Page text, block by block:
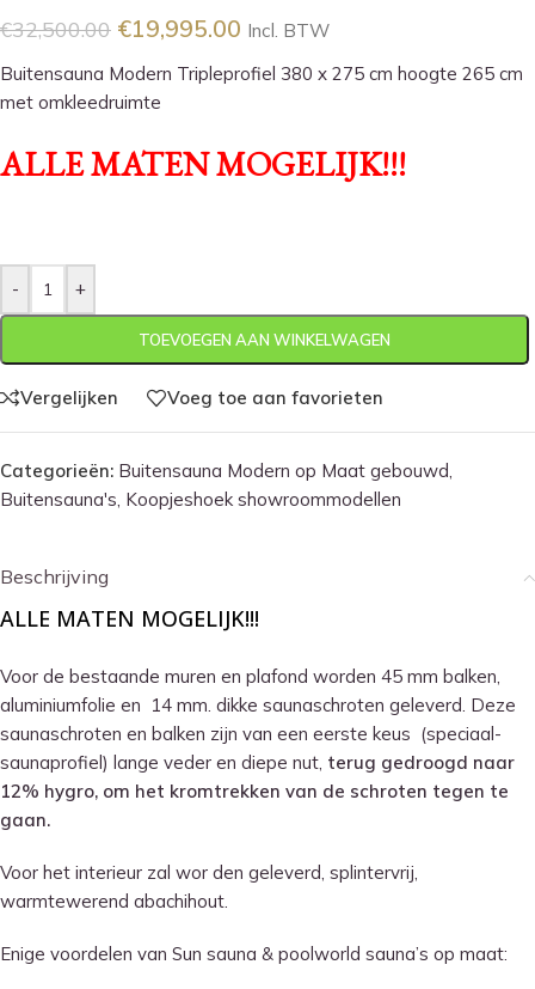
€32,500.00 €19,995.00 Incl. BTW
Buitensauna Modern Tripleprofiel 380 x 275 cm hoogte 265 cm
met omkleedruimte
ALLE MATEN MOGELIJK!!!
- +
TOEVOEGEN AAN WINKELWAGEN
Vergelijken Voeg toe aan favorieten
Categorieën: Buitensauna Modern op Maat gebouwd,
Buitensauna's, Koopjeshoek showroommodellen
Beschrijving
ALLE MATEN MOGELIJK!!!
Voor de bestaande muren en plafond worden 45 mm balken,
aluminiumfolie en 14 mm. dikke saunaschroten geleverd. Deze
saunaschroten en balken zijn van een eerste keus (speciaal-
saunaprofiel) lange veder en diepe nut, terug gedroogd naar
12% hygro, om het kromtrekken van de schroten tegen te
gaan.
Voor het interieur zal wor den geleverd, splintervrij,
warmtewerend abachihout.
Enige voordelen van Sun sauna & poolworld sauna’s op maat: